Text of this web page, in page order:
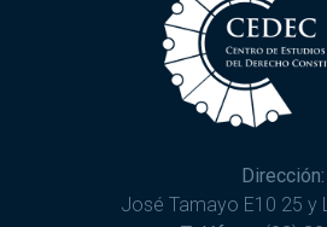
Dirección:
José Tamayo E10 25 y